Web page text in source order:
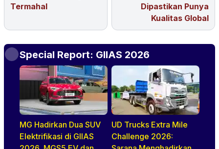
Termahal
Dipastikan Punya
Kualitas Global
Special Report: GIIAS 2026
MG Hadirkan Dua SUV
Elektrifikasi di GIIAS
UD Trucks Extra Mile
Challenge 2026: